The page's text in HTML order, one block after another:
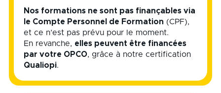
Nos formations ne sont pas finançables via
le Compte Personnel de Formation (CPF),
et ce n’est pas prévu pour le moment.
En revanche, elles peuvent être financées
par votre OPCO, grâce à notre certification
Qualiopi.